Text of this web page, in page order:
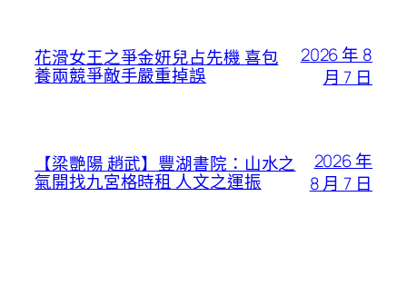
花滑女王之爭金妍兒占先機 喜包
養兩競爭敵手嚴重掉誤
2026 年 8
月 7 日
【梁艷陽 趙武】豐湖書院：山水之
氣開找九宮格時租 人文之運振
2026 年
8 月 7 日